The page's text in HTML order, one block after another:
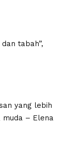
tabah”,
yang lebih
– Elena